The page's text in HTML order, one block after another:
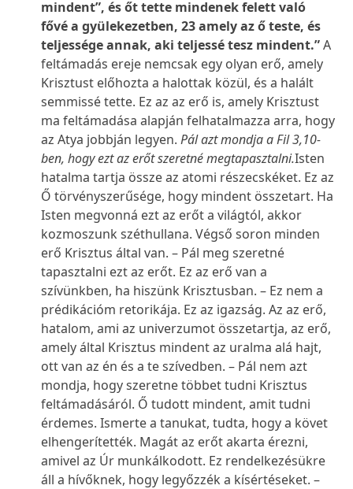
mindent”, és őt tette mindenek felett való
fővé a gyülekezetben, 23 amely az ő teste, és
teljessége annak, aki teljessé tesz mindent.”A
feltámadás ereje nemcsak egy olyan erő, amely
Krisztust előhozta a halottak közül, és a halált
semmissé tette. Ez az az erő is, amely Krisztust
ma feltámadása alapján felhatalmazza arra, hogy
az Atya jobbján legyen.Pál azt mondja a Fil 3,10-
ben, hogy ezt az erőt szeretné megtapasztalni.Isten
hatalma tartja össze az atomi részecskéket. Ez az
Ő törvényszerűsége, hogy mindent összetart. Ha
Isten megvonná ezt az erőt a világtól, akkor
kozmoszunk széthullana. Végső soron minden
erő Krisztus által van. – Pál meg szeretné
tapasztalni ezt az erőt. Ez az erő van a
szívünkben, ha hiszünk Krisztusban. – Ez nem a
prédikációm retorikája. Ez az igazság. Az az erő,
hatalom, ami az univerzumot összetartja, az erő,
amely által Krisztus mindent az uralma alá hajt,
ott van az én és a te szívedben. – Pál nem azt
mondja, hogy szeretne többet tudni Krisztus
feltámadásáról. Ő tudott mindent, amit tudni
érdemes. Ismerte a tanukat, tudta, hogy a követ
elhengerítették. Magát az erőt akarta érezni,
amivel az Úr munkálkodott. Ez rendelkezésükre
áll a hívőknek, hogy legyőzzék a kísértéseket. –